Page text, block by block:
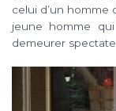
celui d’un homme
jeune homme
demeurer